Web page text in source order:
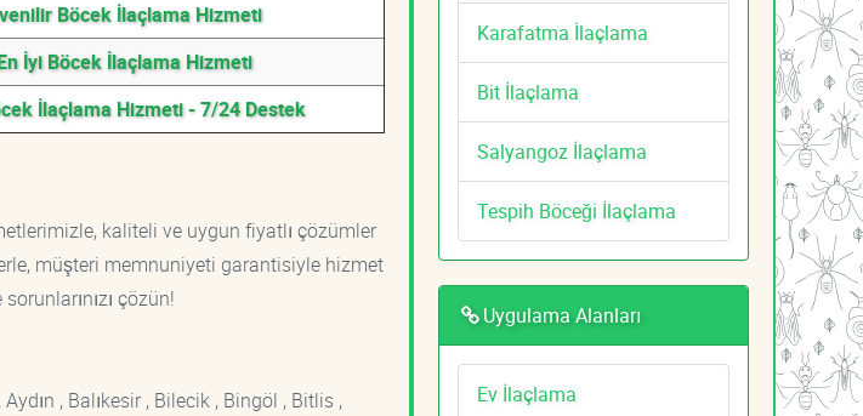
Böcek İlaçlama Hizmeti
İyi Böcek İlaçlama Hizmeti
İlaçlama Hizmeti - 7/24 Destek
kaliteli ve uygun fiyatlı çözümler
müşteri memnuniyeti garantisiyle hizmet
çözün!
, Balıkesir , Bilecik , Bingöl , Bitlis ,
Karafatma İlaçlama
Bit İlaçlama
Salyangoz İlaçlama
Tespih Böceği İlaçlama
Uygulama Alanları
Ev İlaçlama